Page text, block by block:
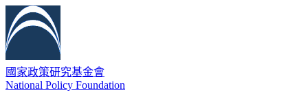
國家政策研究基金會
National Policy Foundation